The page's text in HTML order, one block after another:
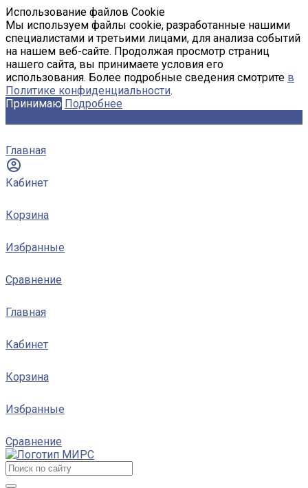
Использование файлов Cookie
Мы используем файлы cookie, разработанные нашими
специалистами и третьими лицами, для анализа событий
на нашем веб-сайте. Продолжая просмотр страниц
нашего сайта, вы принимаете условия его
использования. Более подробные сведения смотрите в
Политике конфиденциальности.
Принимаю Подробнее
Главная
Кабинет
Корзина
Избранные
Сравнение
Главная
Кабинет
Корзина
Избранные
Сравнение